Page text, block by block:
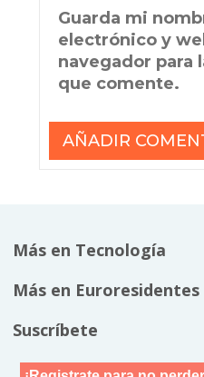
Guarda mi
electrónico y
navegador para
que comente.
Más en Tecnología
Más en Euroresidentes
Suscríbete